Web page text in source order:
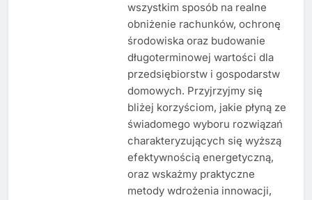
wszystkim sposób na realne
obniżenie rachunków, ochronę
środowiska oraz budowanie
długoterminowej wartości dla
przedsiębiorstw i gospodarstw
domowych. Przyjrzyjmy się
bliżej korzyściom, jakie płyną ze
świadomego wyboru rozwiązań
charakteryzujących się wyższą
efektywnością energetyczną,
oraz wskażmy praktyczne
metody wdrożenia innowacji,